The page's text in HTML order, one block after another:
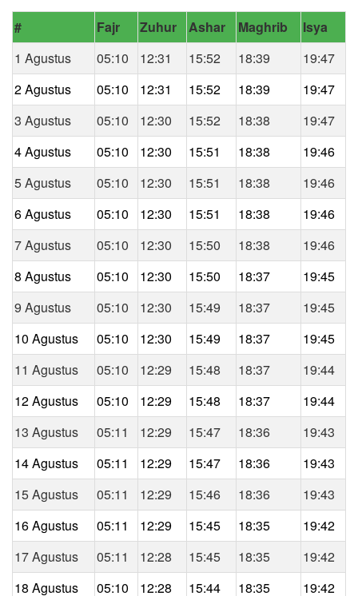
# Fajr Zuhur Ashar Maghrib
Isya
1 Agustus
05:10 12:31 15:52 18:39
19:47
2 Agustus
05:10 12:31 15:52 18:39
19:47
3 Agustus
05:10 12:30 15:52 18:38
19:47
4 Agustus
05:10 12:30 15:51 18:38
19:46
5 Agustus
05:10 12:30 15:51 18:38
19:46
6 Agustus
05:10 12:30 15:51 18:38
19:46
7 Agustus
05:10 12:30 15:50 18:38
19:46
8 Agustus
05:10 12:30 15:50 18:37
19:45
9 Agustus
05:10 12:30 15:49 18:37
19:45
10 Agustus
05:10 12:30 15:49 18:37
19:45
11 Agustus
05:10 12:29 15:48 18:37
19:44
12 Agustus
05:10 12:29 15:48 18:37
19:44
13 Agustus
05:11 12:29 15:47 18:36
19:43
14 Agustus
05:11 12:29 15:47 18:36
19:43
15 Agustus
05:11 12:29 15:46 18:36
19:43
16 Agustus
05:11 12:29 15:45 18:35
19:42
17 Agustus
05:11 12:28 15:45 18:35
19:42
18 Agustus
05:10 12:28 15:44 18:35 19:42